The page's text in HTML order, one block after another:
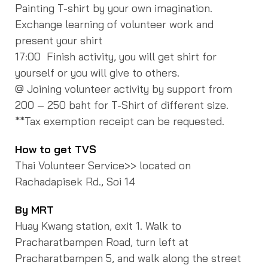
Painting T-shirt by your own imagination.
Exchange learning of volunteer work and
present your shirt
17:00 Finish activity, you will get shirt for
yourself or you will give to others.
@ Joining volunteer activity by support from
200 – 250 baht for T-Shirt of different size.
**Tax exemption receipt can be requested.
How to get TVS
Thai Volunteer Service>> located on
Rachadapisek Rd., Soi 14
By MRT
Huay Kwang station, exit 1. Walk to
Pracharatbampen Road, turn left at
Pracharatbampen 5, and walk along the street